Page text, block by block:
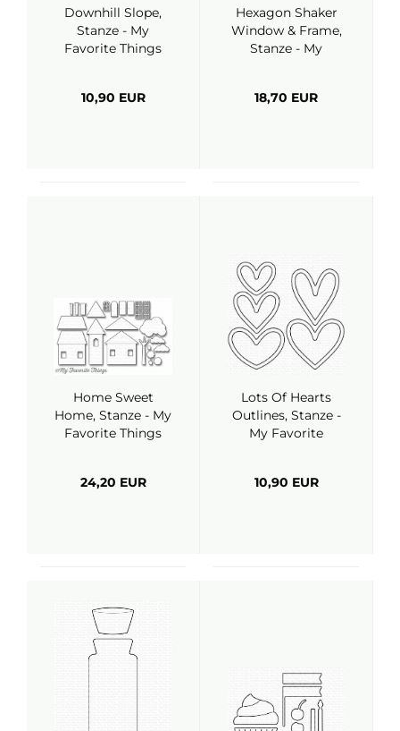
Downhill Slope,
Stanze - My
Favorite Things
10,90 EUR
Hexagon Shaker
Window & Frame,
Stanze - My
18,70 EUR
Home Sweet
Home, Stanze - My
Favorite Things
24,20 EUR
Lots Of Hearts
Outlines, Stanze -
My Favorite
10,90 EUR